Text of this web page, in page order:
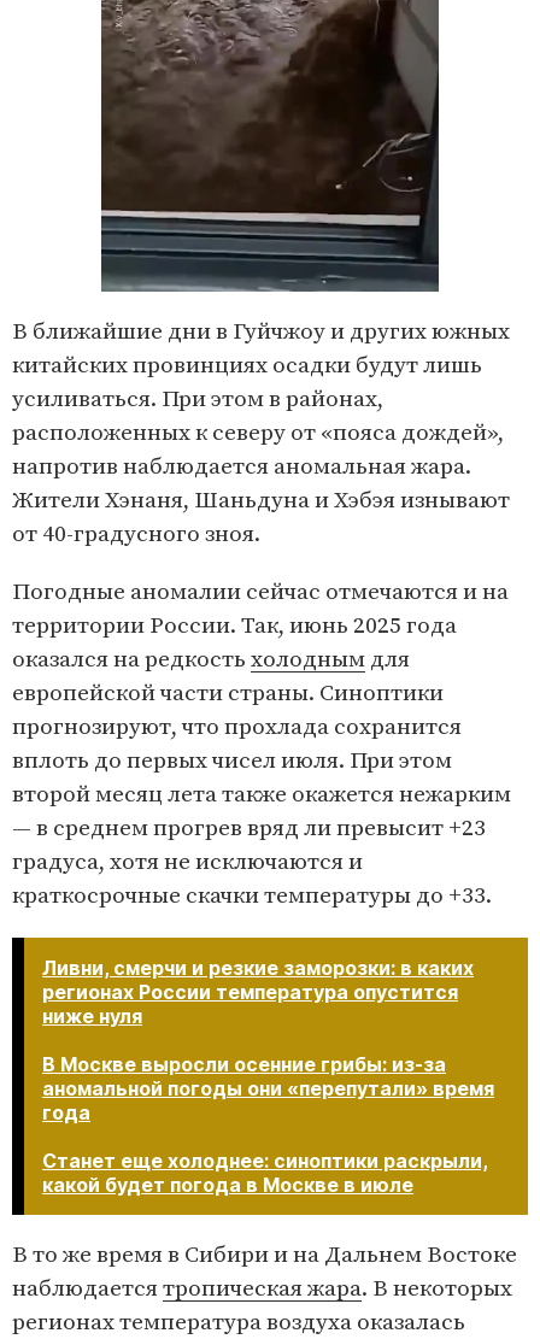
В ближайшие дни в Гуйчжоу и других южных
китайских провинциях осадки будут лишь
усиливаться. При этом в районах,
расположенных к северу от «пояса дождей»,
напротив наблюдается аномальная жара.
Жители Хэнаня, Шаньдуна и Хэбэя изнывают
от 40-градусного зноя.
Погодные аномалии сейчас отмечаются и на
территории России. Так, июнь 2025 года
оказался на редкость холодным для
европейской части страны. Синоптики
прогнозируют, что прохлада сохранится
вплоть до первых чисел июля. При этом
второй месяц лета также окажется нежарким
— в среднем прогрев вряд ли превысит +23
градуса, хотя не исключаются и
краткосрочные скачки температуры до +33.
Ливни, смерчи и резкие заморозки: в каких
регионах России температура опустится
ниже нуля
В Москве выросли осенние грибы: из-за
аномальной погоды они «перепутали» время
года
Станет еще холоднее: синоптики раскрыли,
какой будет погода в Москве в июле​​​​​​​
В то же время в Сибири и на Дальнем Востоке
наблюдаетсятропическая жара. В некоторых
регионах температура воздуха оказалась